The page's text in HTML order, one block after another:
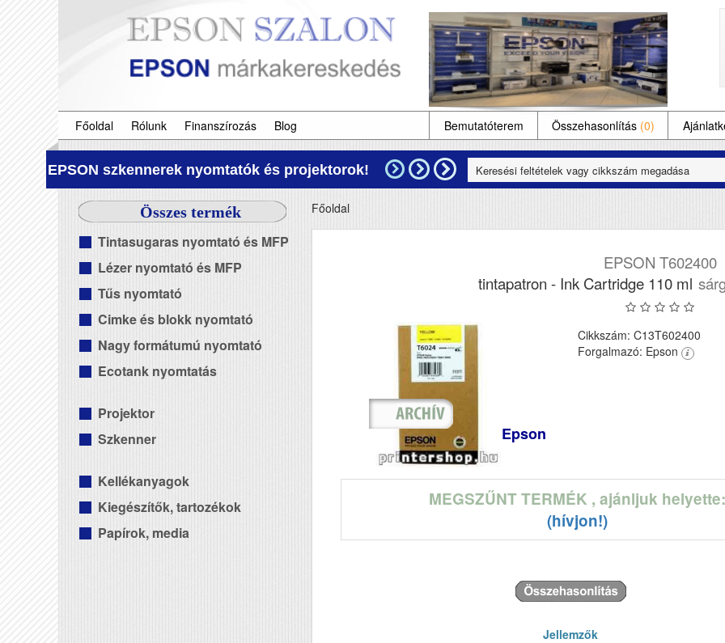
Főoldal Rólunk Finanszírozás Blog Bemutatóterem Összehasonlítás (0)
EPSON szkennerek nyomtatók és projektorok!
Összes termék
Tintasugaras nyomtató és MFP
Lézer nyomtató és MFP
Tűs nyomtató
Cimke és blokk nyomtató
Nagy formátumú nyomtató
Ecotank nyomtatás
Projektor
Szkenner
Kellékanyagok
Kiegészítők, tartozékok
Papírok, media
Főoldal
EPSON T602400
tintapatron - Ink Cartridge 110 ml
Epson
Cikkszám: C13T602400
Forgalmazó: Epson
MEGSZŰNT TERMÉK , ajánljuk helyette:
(hívjon!)
Jellemzők